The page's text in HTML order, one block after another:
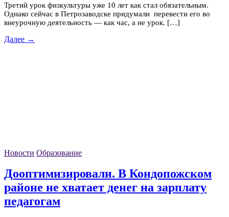
Третий урок физкультуры уже 10 лет как стал обязательным.
Однако сейчас в Петрозаводске придумали перевести его во
внеурочную деятельность — как час, а не урок. […]
Далее →
Новости Образование
Дооптимизировали. В Кондопожском
районе не хватает денег на зарплату
педагогам